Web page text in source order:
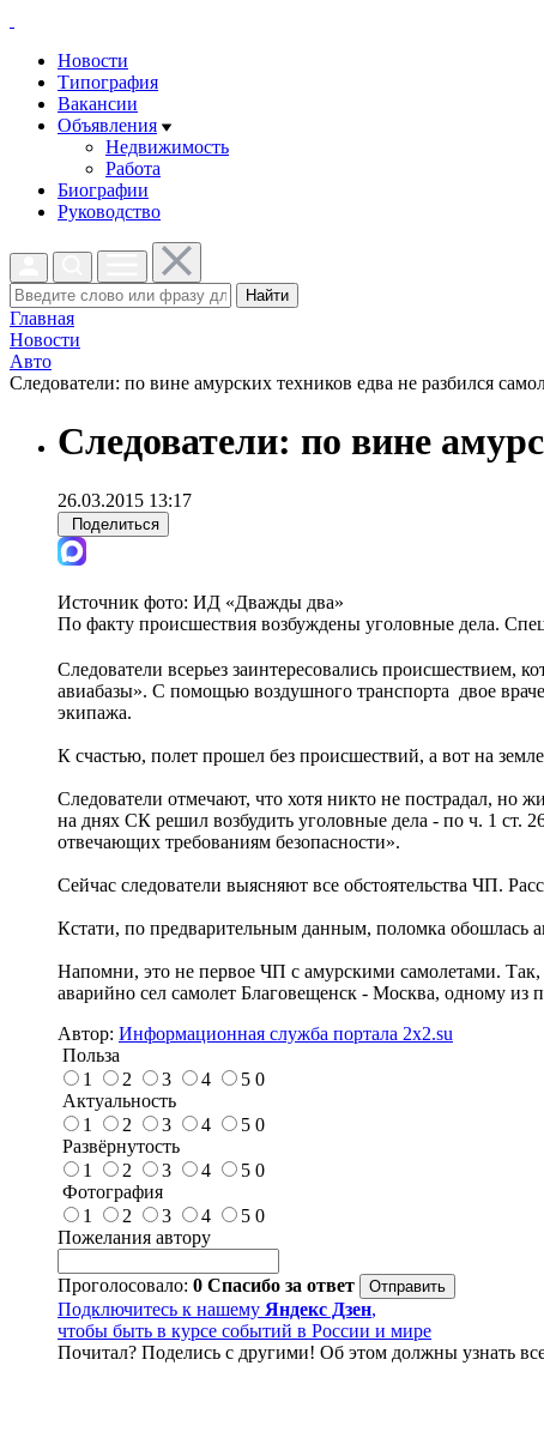
Новости
Типография
Вакансии
Объявления
Недвижимость
Работа
Биографии
Руководство
Найти
Главная
Новости
Авто
Следователи: по вине амурских техников едва не разбился
Следователи: по вине
26.03.2015 13:17
Поделиться
Источник фото: ИД «Дважды два»
По факту происшествия возбуждены уголовные дела.
Следователи всерьез заинтересовались происшествием,
авиабазы». С помощью воздушного транспорта двое
экипажа.
К счастью, полет прошел без происшествий, а вот на
Следователи отмечают, что хотя никто не пострадал, но
на днях СК решил возбудить уголовные дела - по ч. 1 ст.
отвечающих требованиям безопасности».
Сейчас следователи выясняют все обстоятельства ЧП.
Кстати, по предварительным данным, поломка обошлась
Напомни, это не первое ЧП с амурскими самолетами.
аварийно сел самолет Благовещенск - Москва, одному из
Автор: Информационная служба портала 2x2.su
Польза
1
2 3 4 5 0
Актуальность
1
2 3 4 5 0
Развёрнутость
1
2 3 4 5 0
Фотография
1
2 3 4 5 0
Пожелания автору
Проголосовало: 0 Спасибо за ответ
Подключитесь к нашему Яндекс Дзен,
чтобы быть в курсе событий в России и мире
Почитал? Поделись с другими! Об этом должны узнать